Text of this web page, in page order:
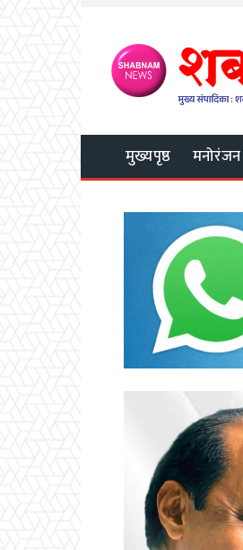
मुख्यपृष्ठ मनोरंजन